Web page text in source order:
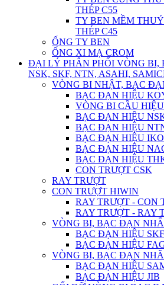
THÉP C55
TY BEN MỀM
THÉP C45
ỐNG TY BEN
ỐNG XI MẠ CROM
ĐẠI LÝ PHÂN PHỐI VÒNG BI,
NSK, SKF, NTN, ASAHI,
VÒNG BI NHẬT, BẠC
BẠC ĐẠN HIỆU
VÒNG BI CẦU
BẠC ĐẠN HIỆU
BẠC ĐẠN HIỆU
BẠC ĐẠN HIỆU IKO
BẠC ĐẠN HIỆU
BẠC ĐẠN HIỆU
CON TRƯỢT CSK
RAY TRƯỢT
CON TRƯỢT HIWIN
RAY TRƯỢT - CON
RAY TRƯỢT - RAY
VÒNG BI, BẠC ĐẠN
BẠC ĐẠN HIỆU SKF
BẠC ĐẠN HIỆU
VÒNG BI, BẠC ĐẠN
BẠC ĐẠN HIỆU
BẠC ĐẠN HIỆU JIB